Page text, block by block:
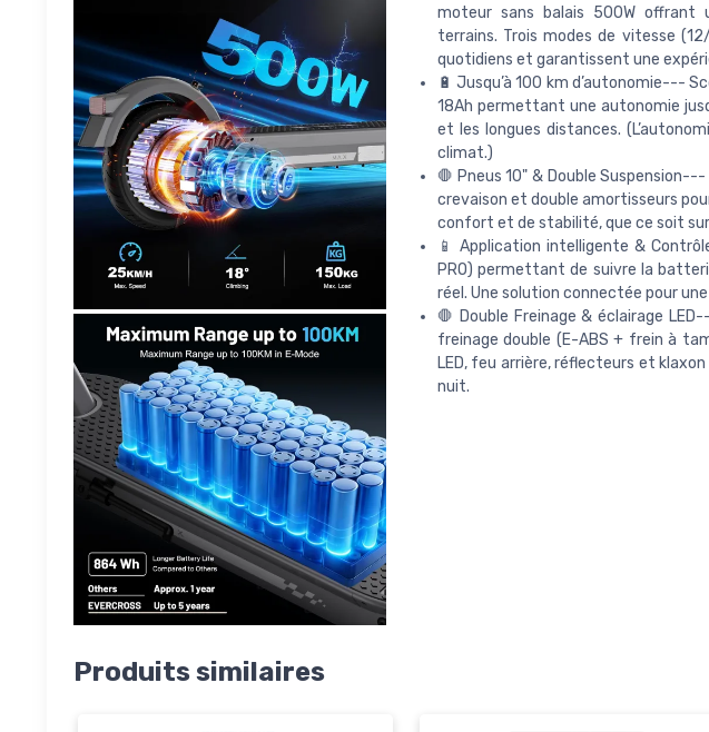
moteur sans balais 500W offrant
terrains. Trois modes de vitesse
quotidiens et garantissent une
🔋 Jusqu’à 100 km d’autonomie---
18Ah permettant une autonomie
et les longues distances.
climat.)
🛑 Pneus 10" & Double
crevaison et double amortisseurs
confort et de stabilité, que ce soit
📱 Application intelligente &
PRO) permettant de suivre la
réel. Une solution connectée pour
🛑 Double Freinage & éclairage
freinage double (E-ABS + frein à
LED, feu arrière, réflecteurs et
nuit.
Produits similaires